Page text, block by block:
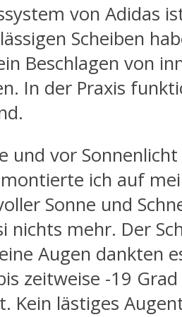
von Adidas
Scheiben
Beschlagen von
In der Praxis
und vor
montierte ich auf
Sonne und
nichts mehr. Der
Augen dankten
zeitweise -19
Kein lästiges